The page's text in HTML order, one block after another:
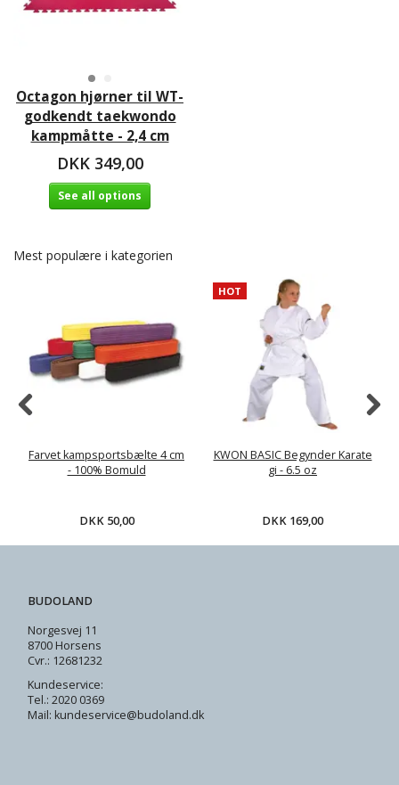
Octagon hjørner til WT-
godkendt taekwondo
kampmåtte - 2,4 cm
DKK 349,00
See all options
Mest populære i kategorien
Farvet kampsportsbælte 4 cm
- 100% Bomuld
DKK 50,00
HOT
KWON BASIC Begynder Karate
gi - 6.5 oz
DKK 169,00
BUDOLAND
Norgesvej 11
8700 Horsens
Cvr.: 12681232
Kundeservice:
Tel.: 2020 0369
Mail: kundeservice@budoland.dk